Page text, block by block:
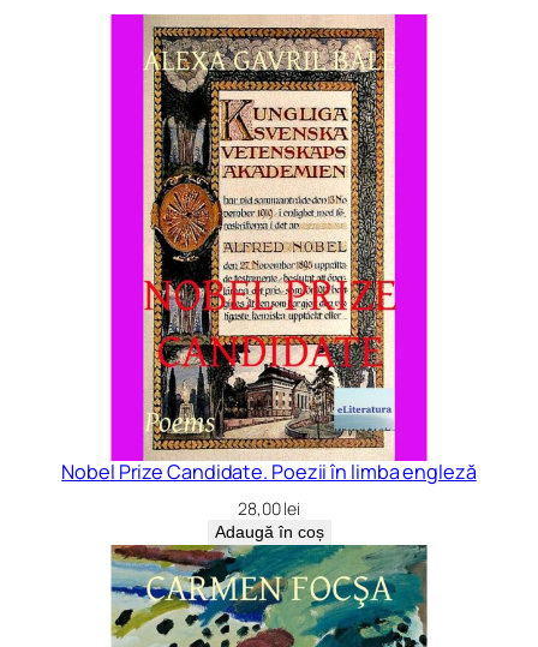
Nobel Prize Candidate. Poezii în limba engleză
28,00lei
Adaugă în coș